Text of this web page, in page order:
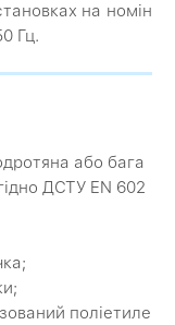
на номін
Гц.
або бага
ДСТУ EN 602
поліетиле